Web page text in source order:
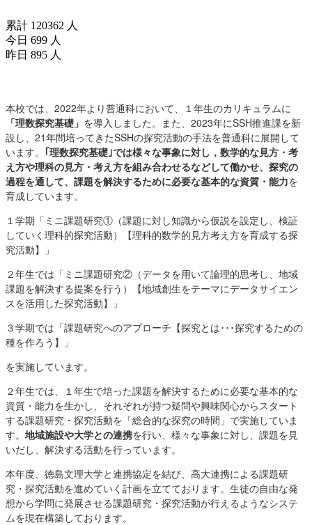
累計 120362 人
今日 699 人
昨日 895 人
本校では、2022年より普通科において、１年生のカリキュラムに
「理数探究基礎」 を導入しました。また、2023年にSSH推進課を新
設し、21年間培ってきたSSHの探究活動の手法を普通科に展開して
います。 ｢理数探究基礎｣では様々な事象に対し，数学的な見方・考
え方や理科の見方・考え方を組み合わせるなどして働かせ、探究の
過程を通して、課題を解決するために必要な基本的な資質・能力を
育成しています。
１学期「ミニ課題研究①（課題に対し知識から仮説を設定し、検証
していく理科的探究活動）【理科的数学的見方考え方を育成する探
究活動】」
２年生では「ミニ課題研究②（データを用いて論理的思考し、地域
課題を解決する提案を行う）【地域創生をテーマにデータサイエン
スを活用した探究活動】」
３学期では「課題研究へのアプローチ【探究とは･･･探究するための
種を作ろう】」
を実施しています。
２年生では、１年生で培った課題を解決するために必要な基本的な
資質・能力を生かし、それぞれが持つ疑問や興味関心からスタート
する課題研究・探究活動を「総合的な探究の時間」で実施していま
す。 地域施設や大学との連携を行い、様々な事象に対し、課題を見
いだし、解決する活動を行っています。
本年度、徳島文理大学と連携協定を結び、高大連携による課題研
究・探究活動を進めていく計画を立てております。生徒の自由な発
想から学問に発展させる課題研究・探究活動が行えるようなシステ
ムを現在構築しております。